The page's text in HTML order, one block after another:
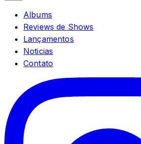
Albums
Reviews de Shows
Lançamentos
Noticias
Contato